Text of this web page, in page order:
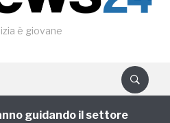
è giovane
guidando il settore